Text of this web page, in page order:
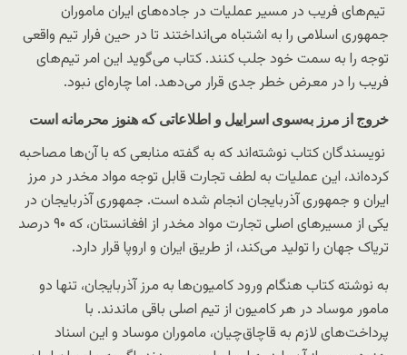
تیم‌های فریب در مسیر عملیات در جاده‌های ایران ماموران
جمهوری اسلامی را به اشتباه می‌انداختند تا در حین فرار تیم واقعی
توجه را به سمت خود جلب کنند. کتاب می‌گوید این امر تیم‌های
فریب را در معرض خطر جدی قرار می‌دهد. اما چاره‌ای نبود.
خروج از مرز به‌سوی اسراییل و اطلاعاتی که هنوز محرمانه است
نویسندگان کتاب نوشته‌اند که به گفته منابعی که با آن‌ها مصاحبه
کرده‌اند، این عملیات به لطف تجارت قابل توجه مواد مخدر در مرز
ایران و جمهوری آذربایجان انجام شده است. جمهوری آذربایجان در
یکی از مسیرهای اصلی تجارت مواد مخدر از افغانستان، که ۹۰ درصد
تریاک جهان را تولید می‌کند، از طریق ایران و اروپا قرار دارد.
به نوشته کتاب هنگام ورود کامیون‌ها به مرز آذربایجان، تنها دو
مامور موساد در هر کامیون از تیم اصلی باقی ماندند. با
پرداخت‌های لازم به قاچاق‌چیان، ماموران موساد و این اسناد